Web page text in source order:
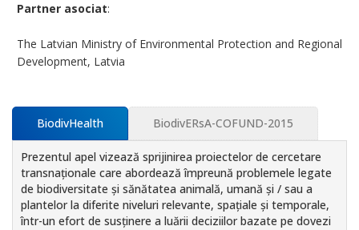
Partner asociat:
The Latvian Ministry of Environmental Protection and Regional
Development, Latvia
BiodivHealth BiodivERsA-COFUND-2015
Prezentul apel vizează sprijinirea proiectelor de cercetare
transnaționale care abordează împreună problemele legate
de biodiversitate și sănătatea animală, umană și / sau a
plantelor la diferite niveluri relevante, spațiale și temporale,
într-un efort de susținere a luării deciziilor bazate pe dovezi